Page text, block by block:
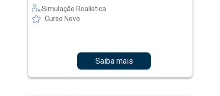
Simulação Realística
Curso Novo
Saiba mais